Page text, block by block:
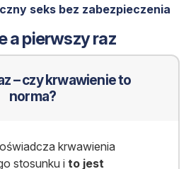
seks bez zabezpieczenia
a pierwszy raz
– czy krwawienie to
norma?
krwawienia
stosunku i to jest